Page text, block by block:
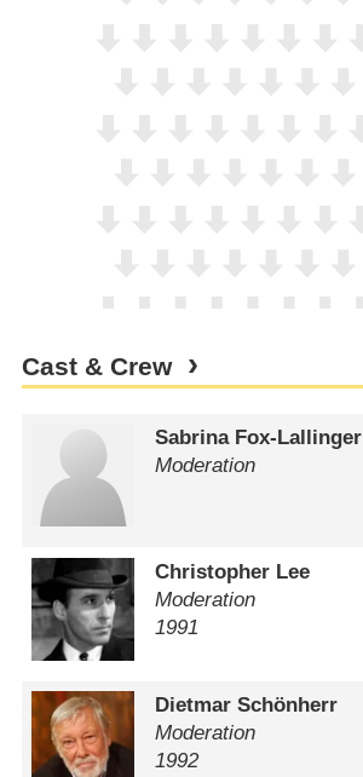
Cast & Crew
Sabrina Fox-Lallinger
Moderation
Christopher Lee
Moderation
1991
Dietmar Schönherr
Moderation
1992